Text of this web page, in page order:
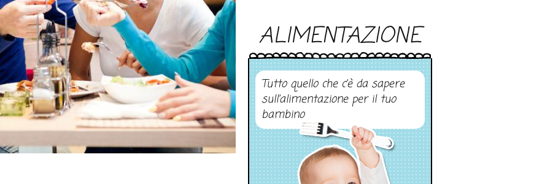
ALIMENTAZIONE
Tutto quello che c’è da sapere
sull’alimentazione per il tuo
bambino